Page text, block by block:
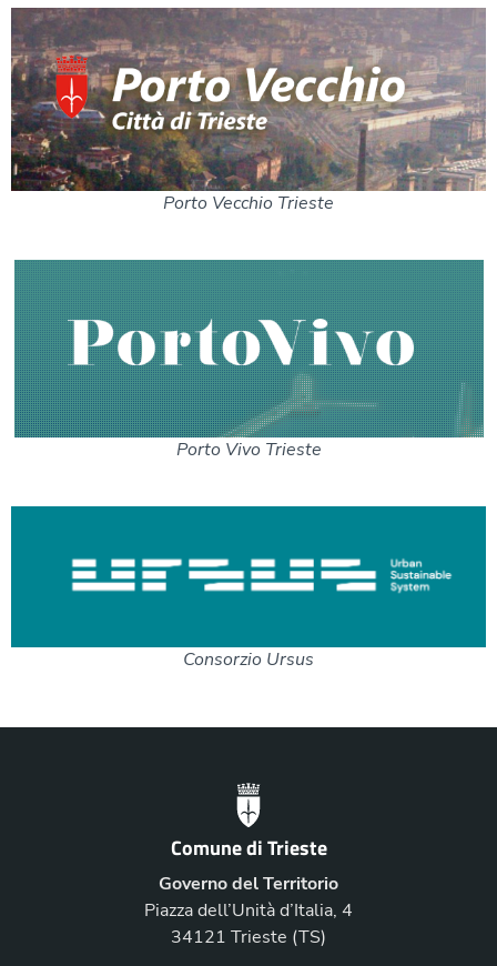
Porto Vecchio Trieste
Porto Vivo Trieste
Consorzio Ursus
Comune di Trieste
Governo del Territorio
Piazza dell’Unità d’Italia, 4
34121 Trieste (TS)